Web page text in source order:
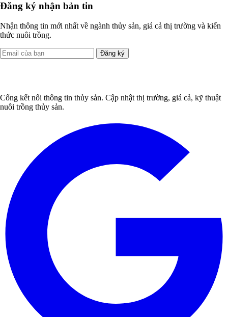
Đăng ký nhận bản tin
Nhận thông tin mới nhất về ngành thủy sản, giá cả thị trường và kiến
thức nuôi trồng.
Đăng ký
Cổng kết nối thông tin thủy sản. Cập nhật thị trường, giá cả, kỹ thuật
nuôi trồng thủy sản.